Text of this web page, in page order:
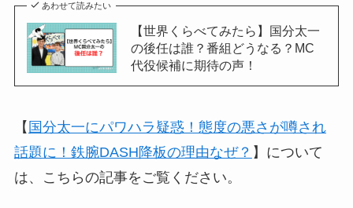
あわせて読みたい
【世界くらべてみたら】国分太一
の後任は誰？番組どうなる？MC
代役候補に期待の声！
【 国分太一にパワハラ疑惑！態度の悪さが噂され
話題に！鉄腕DASH降板の理由なぜ？ 】について
は、こちらの記事をご覧ください。